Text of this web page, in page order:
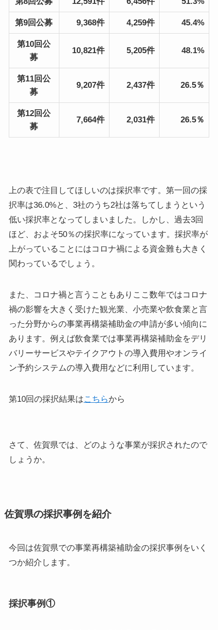
第9回公募 9,368件 4,259件 45.4%
第10回公
募
10,821件 5,205件 48.1%
第11回公
募
9,207件 2,437件 26.5％
第12回公
募
7,664件 2,031件 26.5％
上の表で注目してほしいのは採択率です。第一回の採
択率は36.0%と、3社のうち2社は落ちてしまうという
低い採択率となってしまいました。しかし、過去3回
ほど、およそ50％の採択率になっています。採択率が
上がっていることにはコロナ禍による資金難も大きく
関わっているでしょう。
また、コロナ禍と言うこともありここ数年ではコロナ
禍の影響を大きく受けた観光業、小売業や飲食業と言
った分野からの事業再構築補助金の申請が多い傾向に
あります。例えば飲食業では事業再構築補助金をデリ
バリーサービスやテイクアウトの導入費用やオンライ
ン予約システムの導入費用などに利用しています。
第10回の採択結果はこちらから
さて、佐賀県では、どのような事業が採択されたので
しょうか。
佐賀県の採択事例を紹介
今回は佐賀県での事業再構築補助金の採択事例をいく
つか紹介します。
採択事例①